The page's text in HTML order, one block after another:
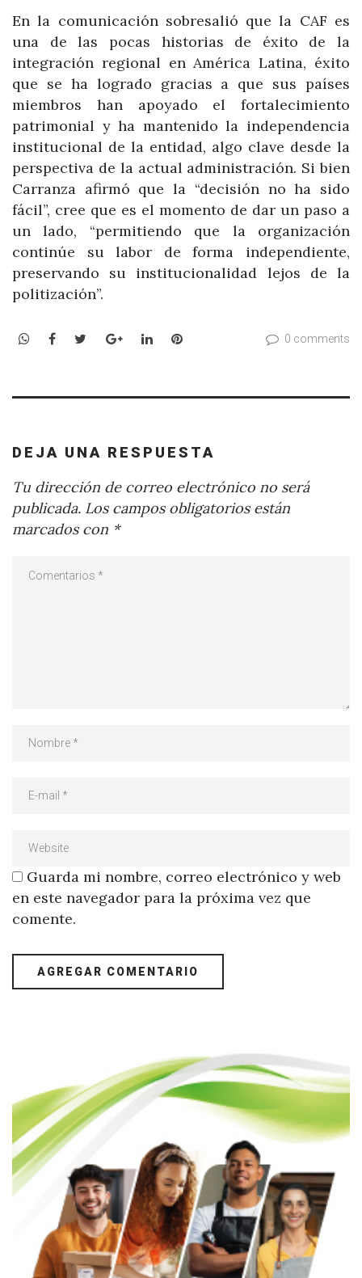
En la comunicación sobresalió que la CAF es
una de las pocas historias de éxito de la
integración regional en América Latina, éxito
que se ha logrado gracias a que sus países
miembros han apoyado el fortalecimiento
patrimonial y ha mantenido la independencia
institucional de la entidad, algo clave desde la
perspectiva de la actual administración. Si bien
Carranza afirmó que la “decisión no ha sido
fácil”, cree que es el momento de dar un paso a
un lado, “permitiendo que la organización
continúe su labor de forma independiente,
preservando su institucionalidad lejos de la
politización”.
WhatsApp
Facebook
TwitterGoogle+LinkedInPinterest 0 comments
DEJA UNA RESPUESTA
Tu dirección de correo electrónico no será
publicada. Los campos obligatorios están
marcados con *
Guarda mi nombre, correo electrónico y web
en este navegador para la próxima vez que
comente.